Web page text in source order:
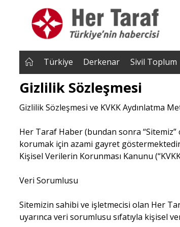
• Türkiye, Pakistan ve Suudi
Mekke
Türkiye Derkenar Sivil Toplum
Gizlilik Sözleşmesi
Gizlilik Sözleşmesi ve KVKK Aydınlatma
Her Taraf Haber (bundan sonra
korumak için azami gayret
Kişisel Verilerin Korunması Kanunu
Veri Sorumlusu
Sitemizin sahibi ve işletmecisi olan Her
uyarınca veri sorumlusu sıfatıyla kişisel